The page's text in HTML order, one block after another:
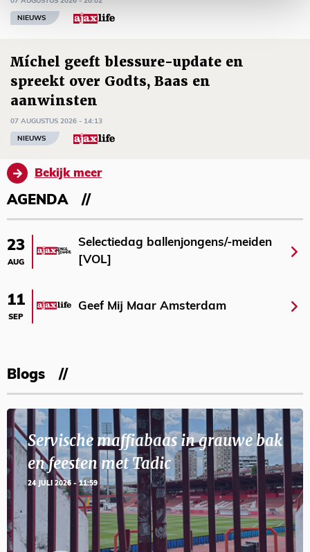
NIEUWS
Míchel geeft blessure-update en
spreekt over Godts, Baas en
aanwinsten
07 AUGUSTUS 2026 - 14:13
NIEUWS
Bekijk meer
AGENDA
23
AUG
Selectiedag ballenjongens/-meiden
[VOL]
11
SEP
Geef Mij Maar Amsterdam
Blogs
Servische maffiabaas in grauwe bak
en feesten met Tadic
24 JULI 2026 - 11:59